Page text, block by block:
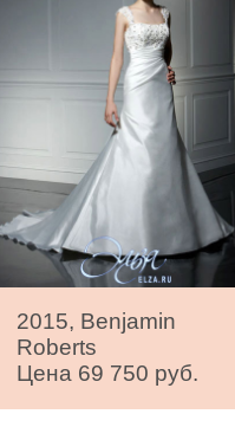
2015, Benjamin
Roberts
Цена 69 750 руб.